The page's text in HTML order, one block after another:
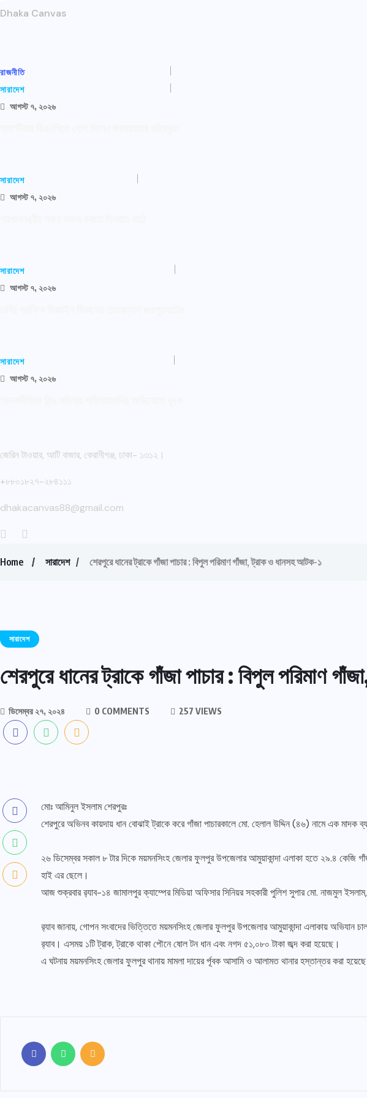
Dhaka Canvas
রাজনীতি
সারাদেশ
আগস্ট ৭, ২০২৬
সারাদেশ
আগস্ট ৭, ২০২৬
সারাদেশ
আগস্ট ৭, ২০২৬
সারাদেশ
আগস্ট ৭, ২০২৬
জেরিন টাওয়ার, আটি বাজার, কেরানীগঞ্জ, ঢাকা- ১৩১২।
+৮৮০১৮২৭-২৮৪১১১
dhakacanvas88@gmail.com
Home সারাদেশ শেরপুরে ধানের ট্রাকে গাঁজা পাচার : বিপুল পরিমাণ গাঁজা, ট্রাক ও ধানসহ আটক-১
সারাদেশ
শেরপুরে ধানের ট্রাকে গাঁজা পাচার : বিপুল পরিমাণ
ডিসেম্বর ২৭, ২০২৪ 0 COMMENTS 257 VIEWS
মোঃ আমিনুল ইসলাম শেরপুরঃ
শেরপুরে অভিনব কায়দায় ধান বোঝাই ট্রাকে করে গাঁজা পাচারকালে মো. হেলাল উদ্দিন (৪৬) নামে এক মাদক
২৬ ডিসেম্বর সকাল ৮ টার দিকে ময়মনসিংহ জেলার ফুলপুর উপজেলার আমুয়াকান্দা এলাকা হতে ২৯.৪ কেজি
হাই এর ছেলে।
আজ শুক্রবার র‌্যাব-১৪ জামালপুর ক্যাম্পের মিডিয়া অফিসার সিনিয়র সহকারী পুলিশ সুপার মো. নাজমুল
র‌্যাব জানায়, গোপন সংবাদের ভিত্তিতে ময়মনসিংহ জেলার ফুলপুর উপজেলার আমুয়াকান্দা এলাকায়
র‌্যাব। এসময় ১টি ট্রাক, ট্রাকে থাকা পৌনে ষোল টন ধান এবং নগদ ৫১,০৮০ টাকা জব্দ করা হয়েছে।
এ ঘটনায় ময়মনসিংহ জেলার ফুলপুর থানায় মামলা দায়ের র্পূবক আসামি ও আলামত থানার হস্তান্তর করা